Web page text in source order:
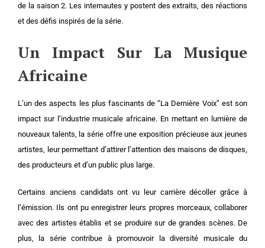
de la saison 2. Les internautes y postent des extraits, des réactions
et des défis inspirés de la série.
Un Impact Sur La Musique
Africaine
L’un des aspects les plus fascinants de “La Dernière Voix” est son
impact sur l’industrie musicale africaine. En mettant en lumière de
nouveaux talents, la série offre une exposition précieuse aux jeunes
artistes, leur permettant d’attirer l’attention des maisons de disques,
des producteurs et d’un public plus large.
Certains anciens candidats ont vu leur carrière décoller grâce à
l’émission. Ils ont pu enregistrer leurs propres morceaux, collaborer
avec des artistes établis et se produire sur de grandes scènes. De
plus, la série contribue à promouvoir la diversité musicale du